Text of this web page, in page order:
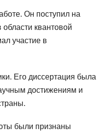
Он поступил на
квантовой
участие в
Его диссертация была
достижениям и
были признаны